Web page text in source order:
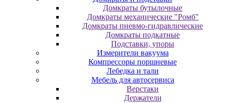
Домкраты бутылочные
Домкраты механические "Ромб"
Домкраты пневмо-гидравлические
Домкраты подкатные
Подставки, упоры
Измерители вакуума
Компрессоры поршневые
Лебедка и тали
Мебель для автосервиса
Верстаки
Держатели